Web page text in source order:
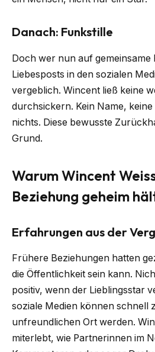
Danach: Funkstille
Doch wer nun auf
Liebesposts in den sozialen
vergeblich. Wincent ließ keine
durchsickern. Kein Name,
nichts. Diese bewusste
Grund.
Warum Wincent
Beziehung geheim
Erfahrungen aus der
Frühere Beziehungen hatten
die Öffentlichkeit sein kann.
positiv, wenn der Lieblingsstar
soziale Medien können schnell
unfreundlichen Ort werden.
miterlebt, wie Partnerinnen im